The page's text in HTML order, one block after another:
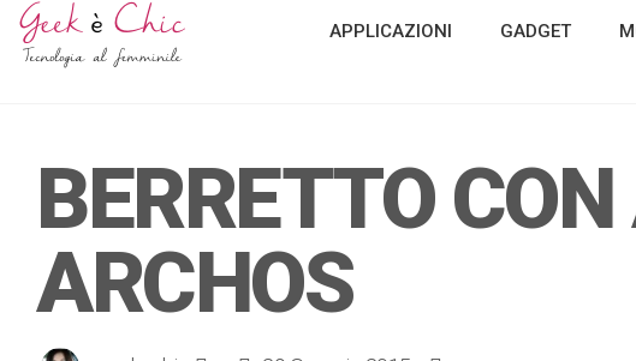
APPLICAZIONI GADGET
BERRETTO
ARCHOS